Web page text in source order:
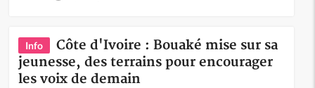
Info
Côte d'Ivoire : Bouaké mise sur sa
jeunesse, des terrains pour encourager
les voix de demain